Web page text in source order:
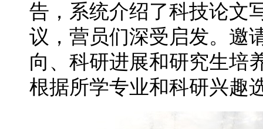
告，系统介绍了科技论文
议，营员们深受启发。邀
向、科研进展和研究生培
根据所学专业和科研兴趣